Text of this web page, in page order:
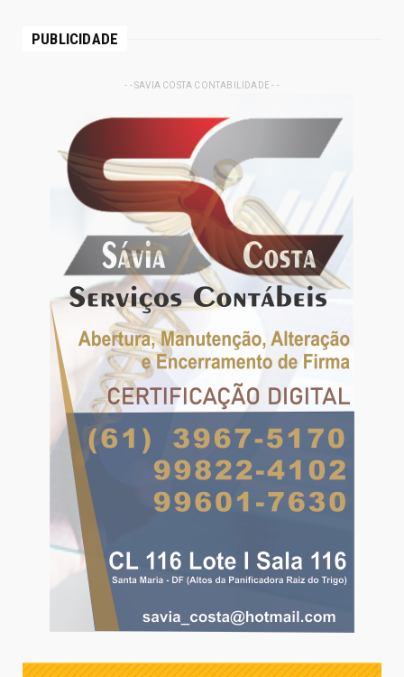
PUBLICIDADE
- - SAVIA COSTA CONTABILIDADE - -